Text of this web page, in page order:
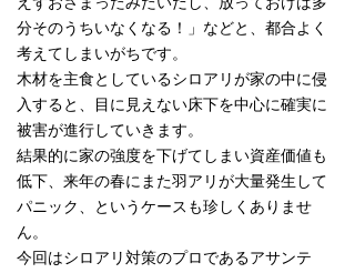
分そのうちいなくなる！」などと、都合よく
考えてしまいがちです。
木材を主食としているシロアリが家の中に侵
入すると、目に見えない床下を中心に確実に
被害が進行していきます。
結果的に家の強度を下げてしまい資産価値も
低下、来年の春にまた羽アリが大量発生して
パニック、というケースも珍しくありませ
ん。
今回はシロアリ対策のプロであるアサンテ